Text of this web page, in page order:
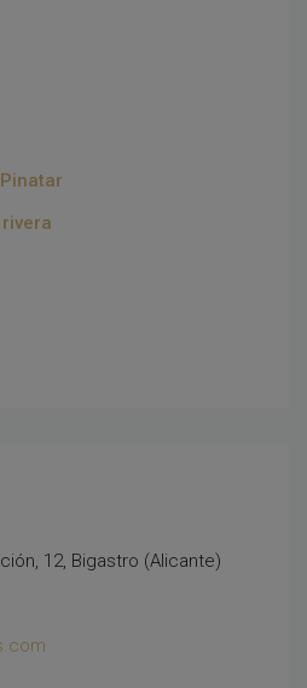
12, Bigastro (Alicante)